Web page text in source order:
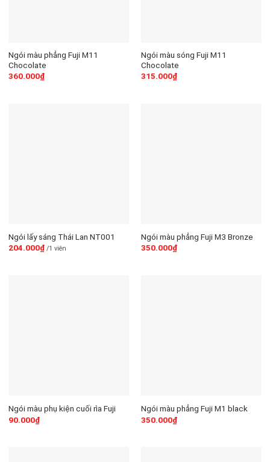
Ngói màu phẳng Fuji M11
Chocolate
360.000₫
Ngói màu sóng Fuji M11
Chocolate
315.000₫
Ngói lấy sáng Thái Lan NT001
204.000₫/1 viên
Ngói màu phẳng Fuji M3 Bronze
350.000₫
Ngói màu phụ kiện cuối rìa Fuji
90.000₫
Ngói màu phẳng Fuji M1 black
350.000₫